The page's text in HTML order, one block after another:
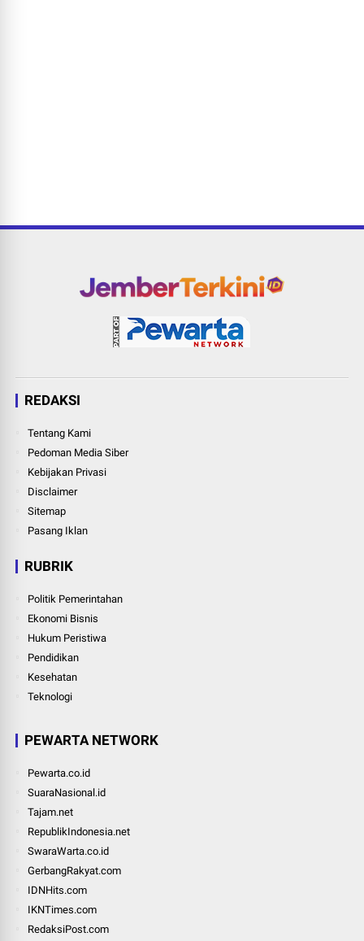
REDAKSI
Tentang Kami
Pedoman Media Siber
Kebijakan Privasi
Disclaimer
Sitemap
Pasang Iklan
RUBRIK
Politik Pemerintahan
Ekonomi Bisnis
Hukum Peristiwa
Pendidikan
Kesehatan
Teknologi
PEWARTA NETWORK
Pewarta.co.id
SuaraNasional.id
Tajam.net
RepublikIndonesia.net
SwaraWarta.co.id
GerbangRakyat.com
IDNHits.com
IKNTimes.com
RedaksiPost.com